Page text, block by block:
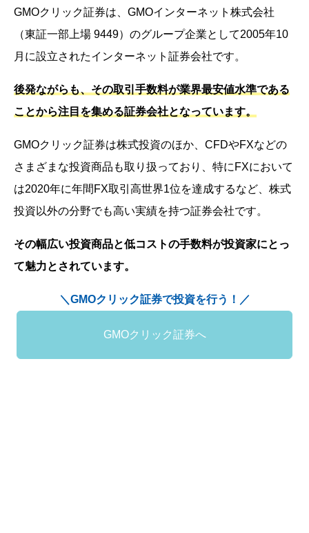
GMOクリック証券は、GMOインターネット株式会社
（東証一部上場 9449）のグループ企業として2005年10
月に設立されたインターネット証券会社です。
後発ながらも、その取引手数料が業界最安値水準である
ことから注目を集める証券会社となっています。
GMOクリック証券は株式投資のほか、CFDやFXなどの
さまざまな投資商品も取り扱っており、特にFXにおいて
は2020年に年間FX取引高世界1位を達成するなど、株式
投資以外の分野でも高い実績を持つ証券会社です。
その幅広い投資商品と低コストの手数料が投資家にとっ
て魅力とされています。
＼GMOクリック証券で投資を行う！／
GMOクリック証券へ